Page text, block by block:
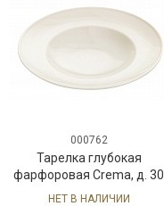
000762
Тарелка глубокая
фарфоровая Crema, д. 30
см
НЕТ В НАЛИЧИИ